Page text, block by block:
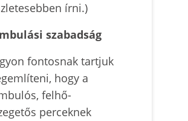
írni.)
szabadság
fontosnak tartjuk
hogy a
felhő-
perceknek